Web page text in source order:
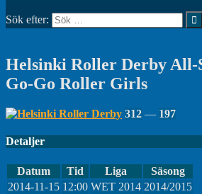
Sök efter:
Helsinki Roller Derby
Go-Go Roller Girls
312 — 197
Detaljer
Datum Tid Liga
Säsong
2014-11-15 12:00 WET 2014 2014/2015